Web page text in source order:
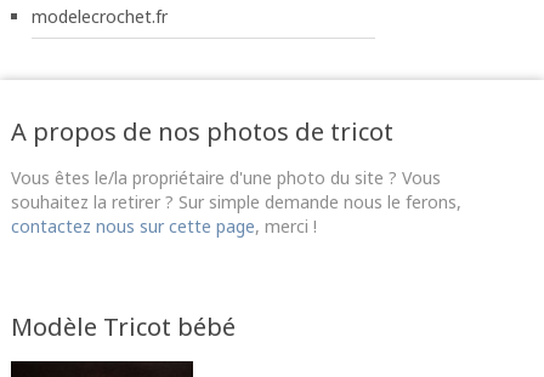
modelecrochet.fr
A propos de nos photos de tricot
Vous êtes le/la propriétaire d'une photo du site ? Vous
souhaitez la retirer ? Sur simple demande nous le ferons,
contactez nous sur cette page, merci !
Modèle Tricot bébé